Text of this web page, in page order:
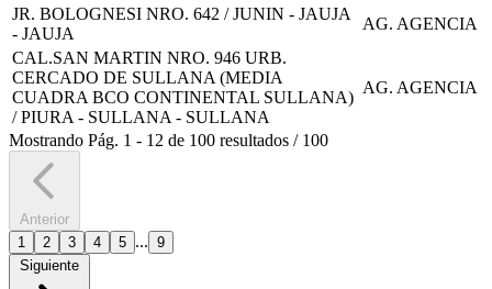
JR. BOLOGNESI NRO. 642 / JUNIN - JAUJA
- JAUJA
AG. AGENCIA
CAL.SAN MARTIN NRO. 946 URB.
CERCADO DE SULLANA (MEDIA
CUADRA BCO CONTINENTAL SULLANA)
/ PIURA - SULLANA - SULLANA
AG. AGENCIA
Mostrando Pág. 1 - 12 de 100 resultados / 100
Anterior
1
2 3 4 5 ... 9
Siguiente